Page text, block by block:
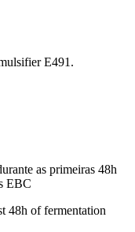
E491.
as primeiras 48h
EBC
48h of fermentation